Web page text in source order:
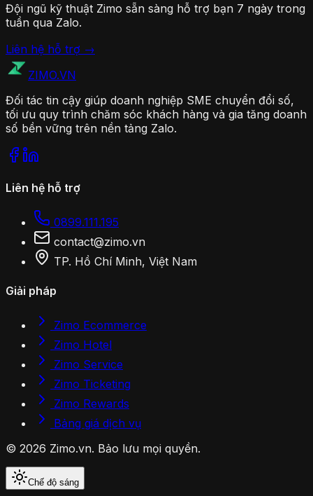
Đội ngũ kỹ thuật Zimo sẵn sàng hỗ trợ bạn 7 ngày trong
tuần qua Zalo.
Liên hệ hỗ trợ →
ZIMO.VN
Đối tác tin cậy giúp doanh nghiệp SME chuyển đổi số,
tối ưu quy trình chăm sóc khách hàng và gia tăng doanh
số bền vững trên nền tảng Zalo.
Liên hệ hỗ trợ
0899.111.195
contact@zimo.vn
TP. Hồ Chí Minh, Việt Nam
Giải pháp
Zimo Ecommerce
Zimo Hotel
Zimo Service
Zimo Ticketing
Zimo Rewards
Bảng giá dịch vụ
© 2026 Zimo.vn. Bảo lưu mọi quyền.
Chế độ sáng